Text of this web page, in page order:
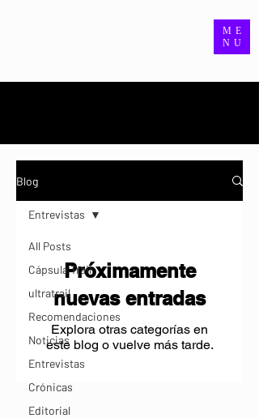
ME
NU
Blog
All Posts
Cápsula Trail
ultratrail
Recomendaciones
Noticias
Entrevistas
Crónicas
Editorial
Entrevistas
Próximamente
nuevas entradas
Explora otras categorías en
este blog o vuelve más tarde.